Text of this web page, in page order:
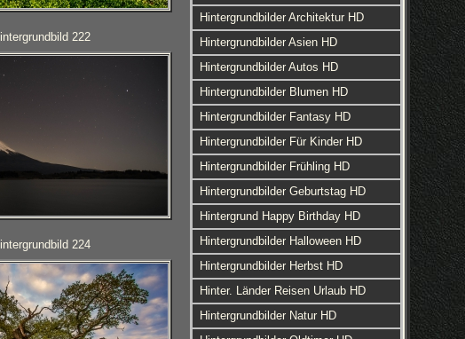
222
224
Hintergrundbilder Architektur HD
Hintergrundbilder Asien HD
Hintergrundbilder Autos HD
Hintergrundbilder Blumen HD
Hintergrundbilder Fantasy HD
Hintergrundbilder Für Kinder HD
Hintergrundbilder Frühling HD
Hintergrundbilder Geburtstag HD
Hintergrund Happy Birthday HD
Hintergrundbilder Halloween HD
Hintergrundbilder Herbst HD
Hinter. Länder Reisen Urlaub HD
Hintergrundbilder Natur HD